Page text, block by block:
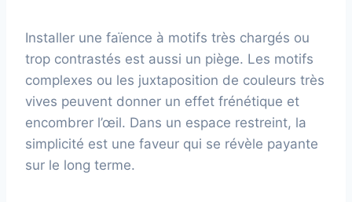
Installer une faïence à motifs très chargés ou
trop contrastés est aussi un piège. Les motifs
complexes ou les juxtaposition de couleurs très
vives peuvent donner un effet frénétique et
encombrer l’œil. Dans un espace restreint, la
simplicité est une faveur qui se révèle payante
sur le long terme.